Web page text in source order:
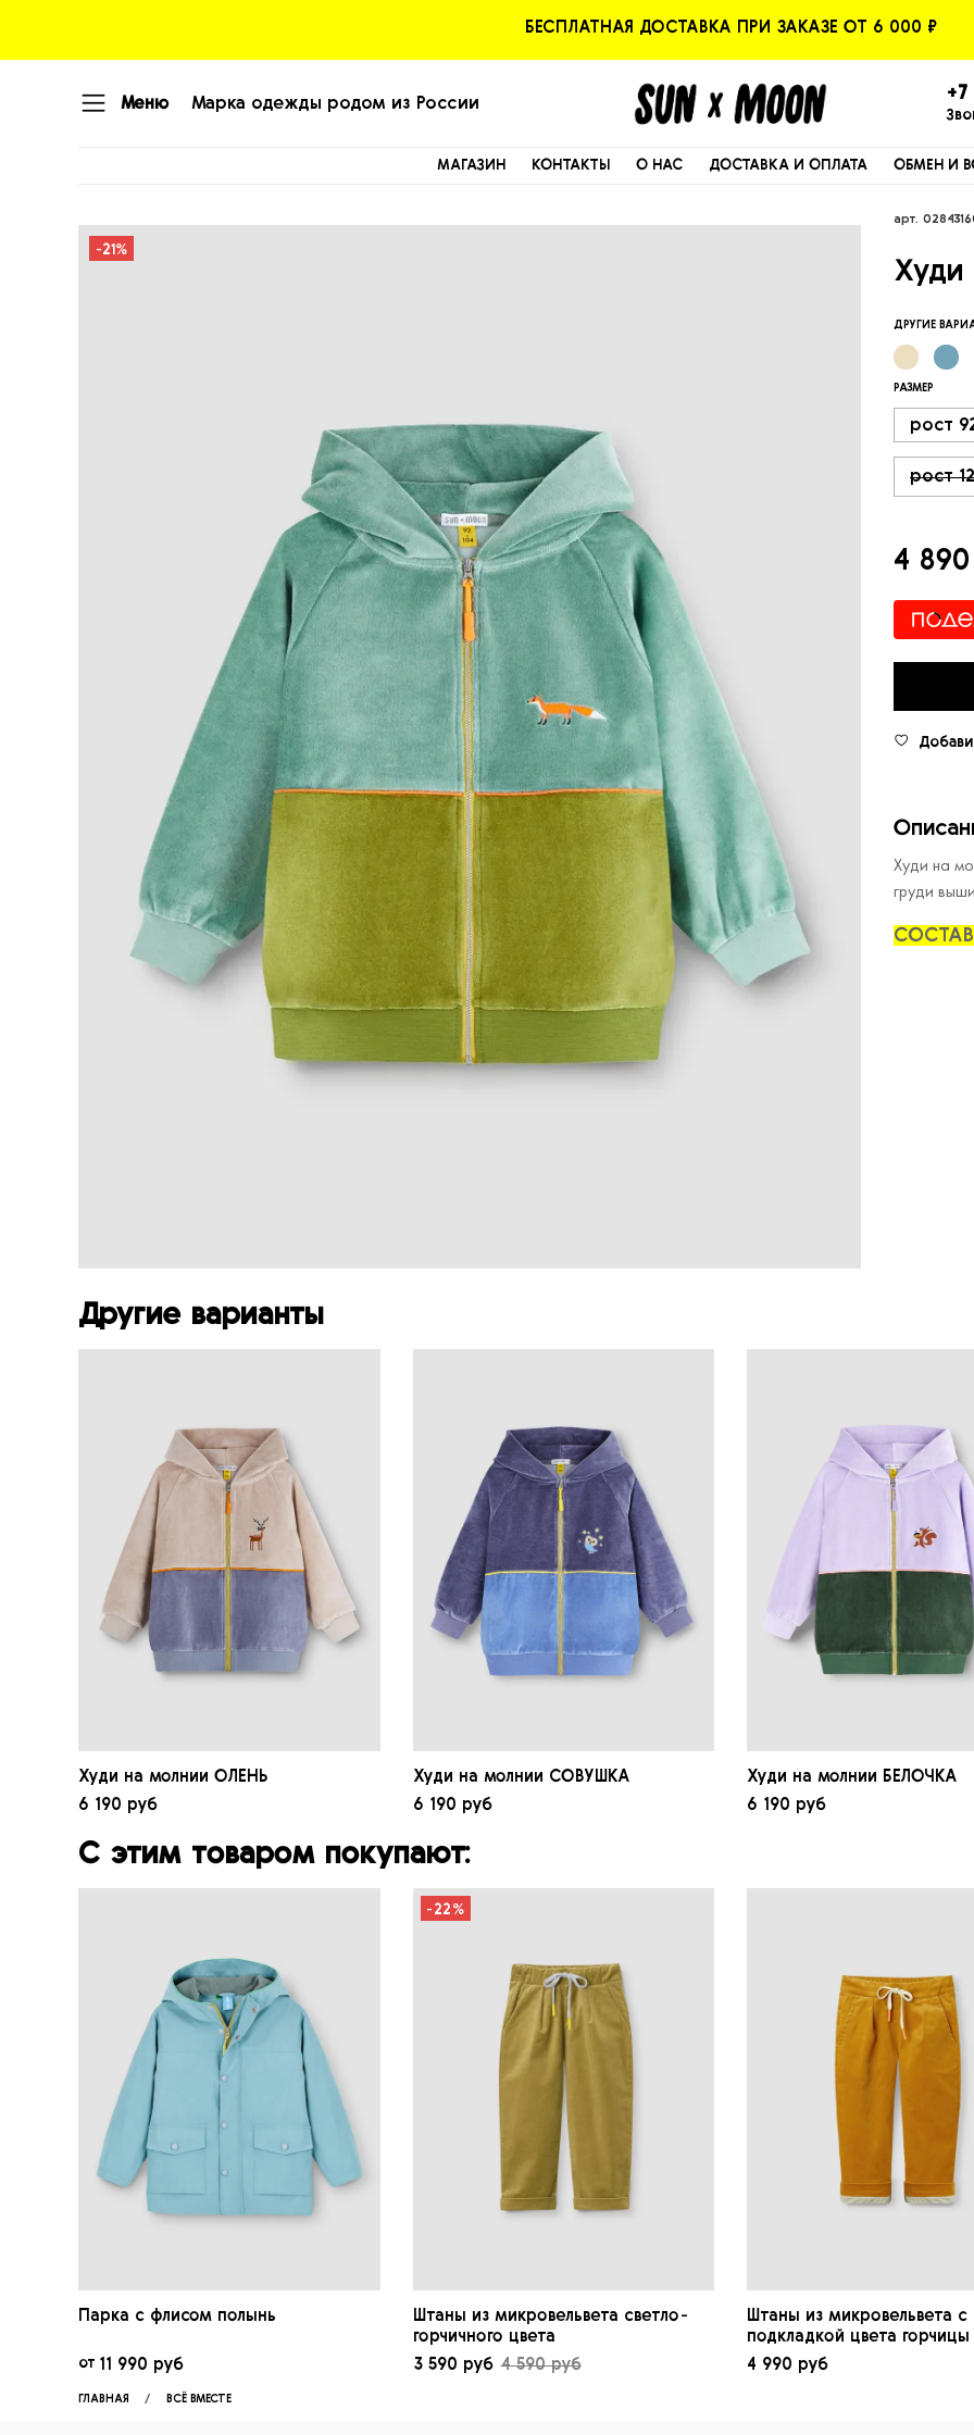
БЕСПЛАТНАЯ ДОСТАВКА ПРИ ЗАКАЗЕ ОТ 6 000 ₽
Меню Марка одежды родом из России +7
МАГАЗИН КОНТАКТЫ О НАС ДОСТАВКА И ОПЛАТА ОБМЕН И
-21%
арт.
Худи
ДРУГИЕ
РАЗМЕР
рост
рост
4
Худи на
груди
Другие варианты
Худи на молнии ОЛЕНЬ
6 190 руб
Худи на молнии СОВУШКА
6 190 руб
Худи на молнии БЕЛОЧКА
6 190 руб
С этим товаром покупают:
Парка c флисом полынь
от 11 990 руб
-22%
Штаны из микровельвета светло-
горчичного цвета
4 590 руб
3 590 руб
Штаны из микровельвета с
подкладкой цвета горчицы
4 990 руб
ГЛАВНАЯ ВСЁ ВМЕСТЕ